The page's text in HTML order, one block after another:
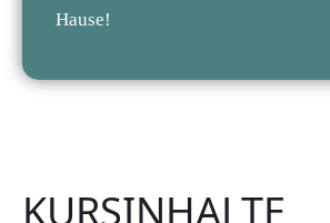
Hause!
KURSINHALTE